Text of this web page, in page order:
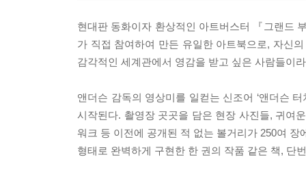
현대판 동화이자 환상적인 아트버스터 『그랜드
가 직접 참여하여 만든 유일한 아트북으로, 자신
감각적인 세계관에서 영감을 받고 싶은 사람들이
앤더슨 감독의 영상미를 일컫는 신조어 ‘앤더슨
시작된다. 촬영장 곳곳을 담은 현장 사진들, 귀여
워크 등 이전에 공개된 적 없는 볼거리가 250여
형태로 완벽하게 구현한 한 권의 작품 같은 책, 단